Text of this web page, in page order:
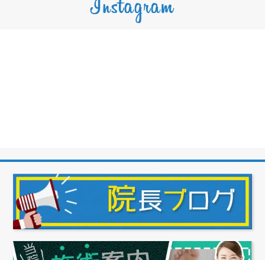
Instagram